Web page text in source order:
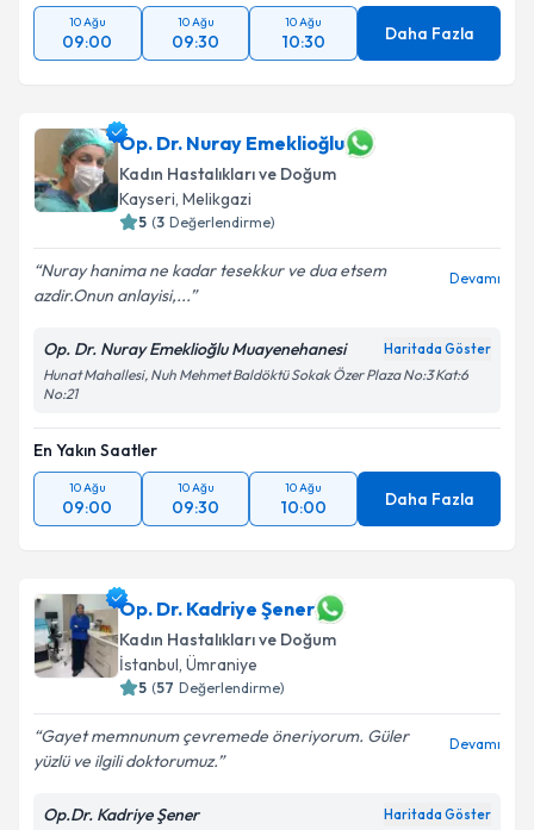
10 Ağu
09:00
10 Ağu
09:30
10 Ağu
10:30 Daha Fazla
Op. Dr. Nuray Emeklioğlu
Kadın Hastalıkları ve Doğum
Kayseri, Melikgazi
5 (3 Değerlendirme)
Nuray hanima ne kadar tesekkur ve dua etsem
azdir.Onun anlayisi,...
Devamı
Op. Dr. Nuray Emeklioğlu Muayenehanesi Haritada Göster
Hunat Mahallesi, Nuh Mehmet Baldöktü Sokak Özer Plaza No:3 Kat:6
No:21
En Yakın Saatler
10 Ağu
09:00
10 Ağu
09:30
10 Ağu
10:00 Daha Fazla
Op. Dr. Kadriye Şener
Kadın Hastalıkları ve Doğum
İstanbul, Ümraniye
5 (57 Değerlendirme)
Gayet memnunum çevremede öneriyorum. Güler
yüzlü ve ilgili doktorumuz.
Devamı
Op.Dr. Kadriye Şener Haritada Göster